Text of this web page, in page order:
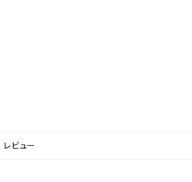
レビュー